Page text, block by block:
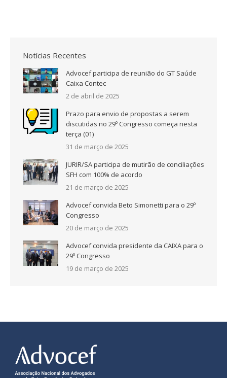
Notícias Recentes
Advocef participa de reunião do GT Saúde
Caixa Contec
2 de abril de 2025
Prazo para envio de propostas a serem
discutidas no 29º Congresso começa nesta
terça (01)
31 de março de 2025
JURIR/SA participa de mutirão de conciliações
SFH com 100% de acordo
21 de março de 2025
Advocef convida Beto Simonetti para o 29º
Congresso
20 de março de 2025
Advocef convida presidente da CAIXA para o
29º Congresso
19 de março de 2025